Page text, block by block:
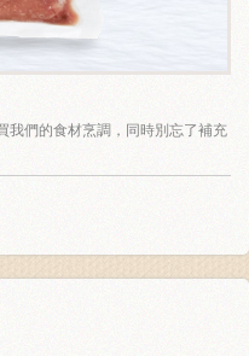
我們的食材烹調，同時別忘了補充